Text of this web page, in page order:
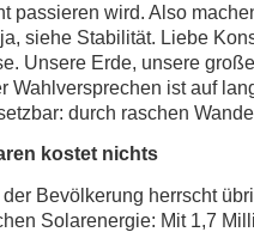
passieren wird. Also
siehe Stabilität. Liebe
Unsere Erde, unsere
Wahlversprechen ist auf
durch raschen
kostet nichts
der Bevölkerung herrscht
Solarenergie: Mit 1,7